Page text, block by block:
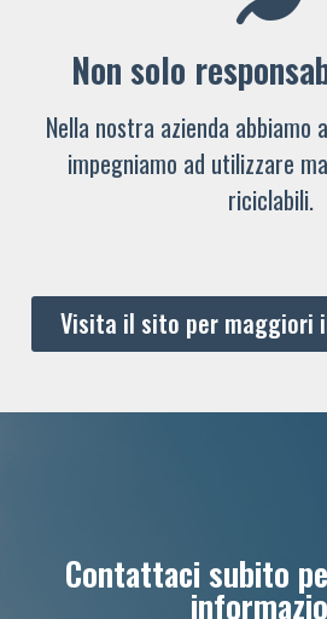
Non solo
Nella nostra azienda
impegniamo ad utilizzare
riciclabili.
Visita il sito per maggiori
Contattaci subito